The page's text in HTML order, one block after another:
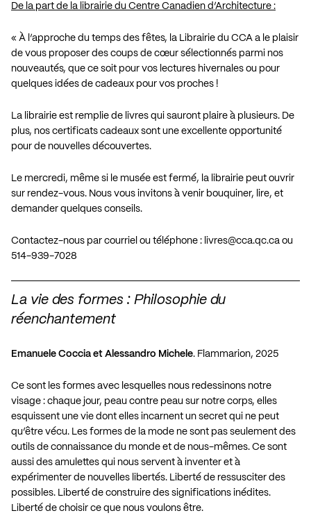
De la part de la librairie du Centre Canadien d’Architecture :
« À l’approche du temps des fêtes, la Librairie du CCA a le plaisir
de vous proposer des coups de cœur sélectionnés parmi nos
nouveautés, que ce soit pour vos lectures hivernales ou pour
quelques idées de cadeaux pour vos proches !
La librairie est remplie de livres qui sauront plaire à plusieurs. De
plus, nos certificats cadeaux sont une excellente opportunité
pour de nouvelles découvertes.
Le mercredi, même si le musée est fermé, la librairie peut ouvrir
sur rendez-vous. Nous vous invitons à venir bouquiner, lire, et
demander quelques conseils.
Contactez-nous par courriel ou téléphone : livres@cca.qc.ca ou
514-939-7028
La vie des formes : Philosophie du
réenchantement
Emanuele Coccia et Alessandro Michele. Flammarion, 2025
Ce sont les formes avec lesquelles nous redessinons notre
visage : chaque jour, peau contre peau sur notre corps, elles
esquissent une vie dont elles incarnent un secret qui ne peut
qu’être vécu. Les formes de la mode ne sont pas seulement des
outils de connaissance du monde et de nous-mêmes. Ce sont
aussi des amulettes qui nous servent à inventer et à
expérimenter de nouvelles libertés. Liberté de ressusciter des
possibles. Liberté de construire des significations inédites.
Liberté de choisir ce que nous voulons être.